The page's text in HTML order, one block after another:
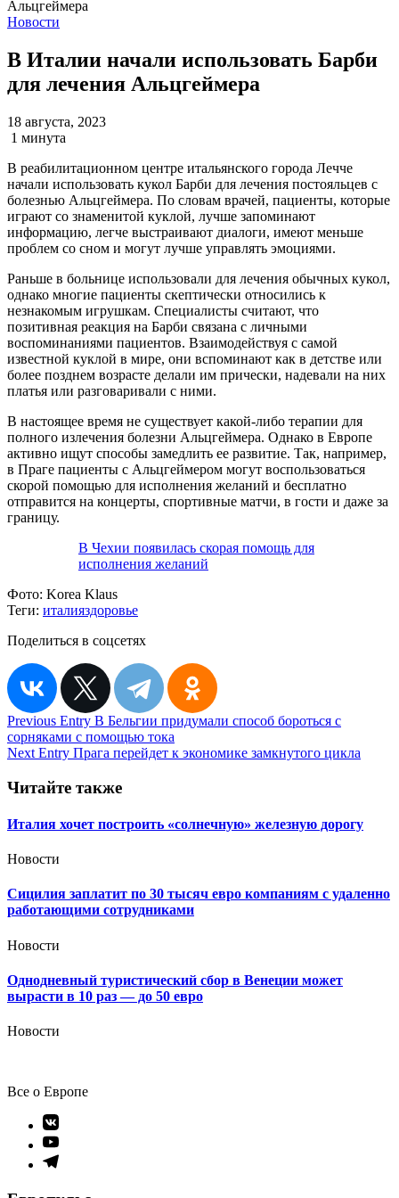
Новости
В Италии начали использовать Барби
для лечения Альцгеймера
18 августа, 2023
1 минута
В реабилитационном центре итальянского города Лечче
начали использовать кукол Барби для лечения постояльцев с
болезнью Альцгеймера. По словам врачей, пациенты, которые
играют со знаменитой куклой, лучше запоминают
информацию, легче выстраивают диалоги, имеют меньше
проблем со сном и могут лучше управлять эмоциями.
Раньше в больнице использовали для лечения обычных кукол,
однако многие пациенты скептически относились к
незнакомым игрушкам. Специалисты считают, что
позитивная реакция на Барби связана с личными
воспоминаниями пациентов. Взаимодействуя с самой
известной куклой в мире, они вспоминают как в детстве или
более позднем возрасте делали им прически, надевали на них
платья или разговаривали с ними.
В настоящее время не существует какой-либо терапии для
полного излечения болезни Альцгеймера. Однако в Европе
активно ищут способы замедлить ее развитие. Так, например,
в Праге пациенты с Альцгеймером могут воспользоваться
скорой помощью для исполнения желаний и бесплатно
отправится на концерты, спортивные матчи, в гости и даже за
границу.
В Чехии появилась скорая помощь для
исполнения желаний
Фото: Korea Klaus
Теги: италияздоровье
Поделиться в соцсетях
Навигация
по
Previous Entry В Бельгии придумали способ бороться с
сорняками с помощью тока
Next Entry Прага перейдет к экономике замкнутого цикла
Читайте также
Италия хочет построить «солнечную» железную дорогу
Новости
Сицилия заплатит по 30 тысяч евро компаниям с удаленно
работающими сотрудниками
Новости
Однодневный туристический сбор в Венеции может
вырасти в 10 раз — до 50 евро
Новости
Все о Европе
Элемент
меню
Элемент
меню
Элемент